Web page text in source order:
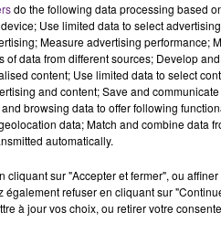
UN FEU DE
CIRCULATION
Un feu de remorque
en fin de matinée sur
do the following data processing based
Use limited data to select
Measure advertising performance;
of data from different sources; Develop
content; Use limited data to select
and content; Save and
browsing data to offer following
data; Match and combine data
automatically.
cliquant sur "Accepter et fermer", ou
également refuser en cliquant sur
à jour vos choix, ou retirer votre